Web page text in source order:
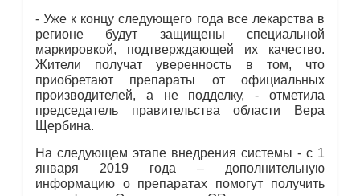
- Уже к концу следующего года все лекарства в
регионе будут защищены специальной
маркировкой, подтверждающей их качество.
Жители получат уверенность в том, что
приобретают препараты от официальных
производителей, а не подделку, - отметила
председатель правительства области Вера
Щербина.
На следующем этапе внедрения системы - с 1
января 2019 года – дополнительную
информацию о препаратах помогут получить